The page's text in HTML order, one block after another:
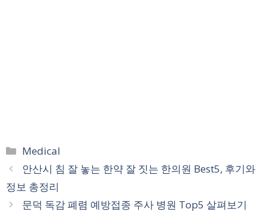
카
테
고
리
Medical
안산시 침 잘 놓는 한약 잘 짓는 한의원 Best5, 후기와
정보 총정리
문덕 독감 폐렴 예방접종 주사 병원 Top5 살펴보기